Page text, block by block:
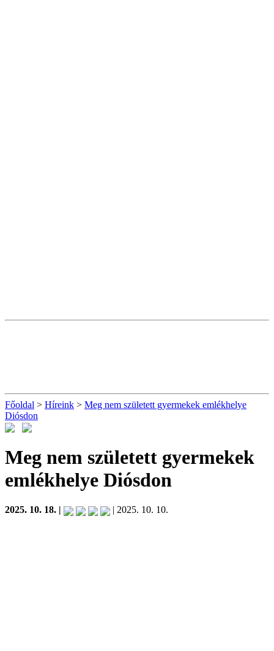
Főoldal > Híreink > Meg nem született gyermekek emlékhelye
Diósdon
Meg nem született gyermekek
emlékhelye Diósdon
2025. 10. 18. | | 2025. 10. 10.